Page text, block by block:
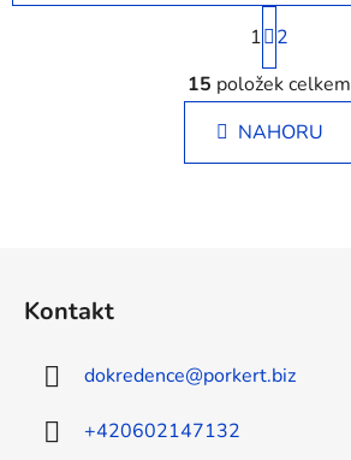
O
v
l
á
d
y
S
t
r
á
n
k
1
2
15 položek celkem
NAHORU
Kontakt
dokredence@porkert.biz
+420602147132